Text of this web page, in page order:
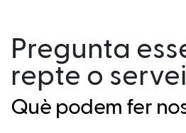
Pregunta
repte o servei
Què podem fer